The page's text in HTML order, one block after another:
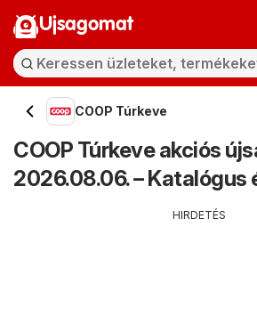
Ujsagomat
COOP Túrkeve
COOP Túrkeve akciós
2026.08.06. – Katalógus
HIRDETÉS